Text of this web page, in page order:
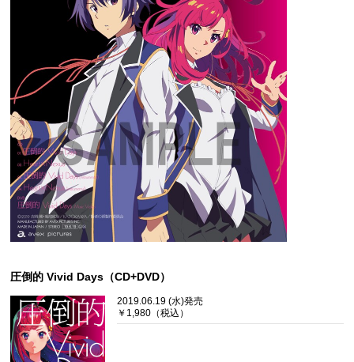
圧倒的 Vivid Days（CD+DVD）
2019.06.19 (水)発売
￥1,980（税込）